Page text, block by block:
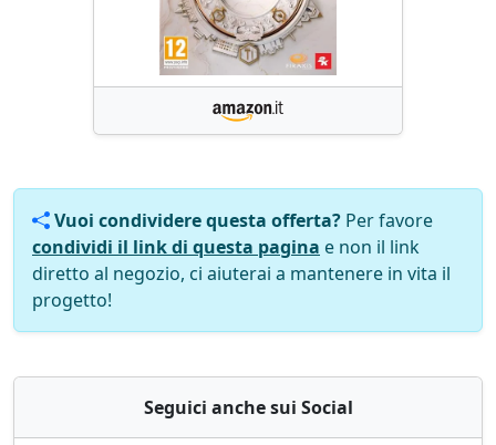
Vuoi condividere questa offerta? Per favore
condividi il link di questa pagina e non il link
diretto al negozio, ci aiuterai a mantenere in vita il
progetto!
Seguici anche sui Social